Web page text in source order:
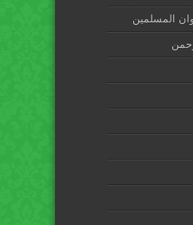
المسلمين